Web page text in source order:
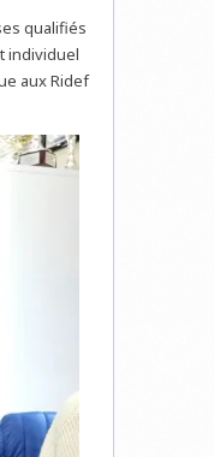
qualifiés
individuel
aux Ridef